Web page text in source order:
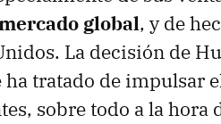
global, y de
La decisión de
tratado de impulsar
sobre todo a la